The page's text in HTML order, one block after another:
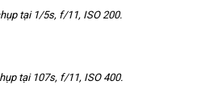
tại 1/5s, f/11, ISO 200.
tại 107s, f/11, ISO 400.